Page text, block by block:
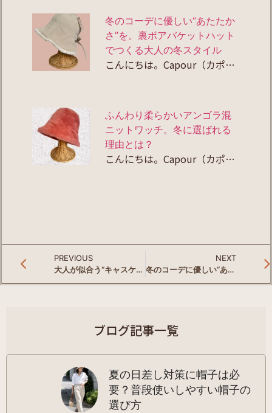
冬のコーデに優しい“あたたか
さ”を。裏ボアバケットハット
でつくる大人の冬スタイル
こんにちは。Capour（カポ…
ふんわり柔らかいアンゴラ混
ニットワッチ。冬に選ばれる
理由とは？
こんにちは。Capour（カポ…
PREVIOUS
大人が似合う“キャスケット”の魅力｜丸みシルエットで冬コーデを優しく整える
NEXT
冬のコーデに優しい“あたたかさ”を。裏ボアバケットハットでつくる大人の冬スタイル
ブログ記事一覧
夏の日差し対策に帽子は必
要？普段使いしやすい帽子の
選び方